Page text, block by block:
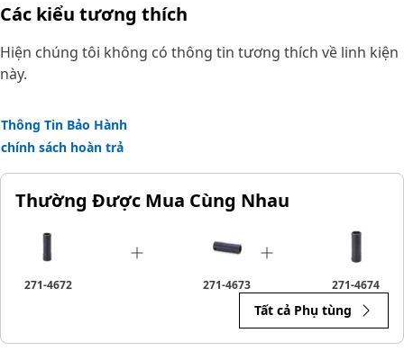
Các kiểu tương thích
Hiện chúng tôi không có thông tin tương thích về linh kiện
này.
Thông Tin Bảo Hành
chính sách hoàn trả
Thường Được Mua Cùng Nhau
271-4672 271-4673 271-4674
Tất cả Phụ tùng